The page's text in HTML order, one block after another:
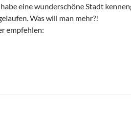
eine wunderschöne Stadt
Was will man mehr?!
empfehlen: